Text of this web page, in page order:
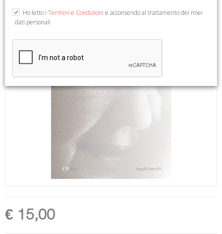
€ 15,00
Ho letto i Termini e Condizioni e acconsendo al trattamento dei miei
dati personali